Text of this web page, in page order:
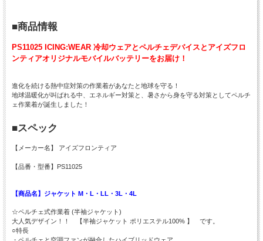
■商品情報
PS11025 ICING:WEAR 冷却ウェアとペルチェデバイスとアイズフロ
ンティアオリジナルモバイルバッテリーをお届け！
進化を続ける熱中症対策の作業着があなたと地球を守る！
地球温暖化が叫ばれる中、エネルギー対策と、暑さから身を守る対策としてペルチ
ェ作業着が誕生しました！
■スペック
【メーカー名】 アイズフロンティア
【品番・型番】PS11025
【商品名】ジャケット M・L・LL・3L・4L
☆ペルチェ式作業着 (半袖ジャケット)
大人気デザイン！！ 【半袖ジャケット ポリエステル100% 】 です。
○特長